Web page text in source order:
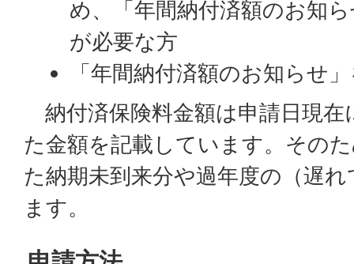
め、「年間納付済額のお知
が必要な方
「年間納付済額のお知らせ
納付済保険料金額は申請日現在
た金額を記載しています。その
た納期未到来分や過年度の（遅
ます。